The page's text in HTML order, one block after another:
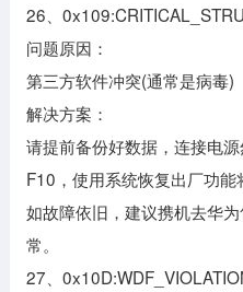
26、
问题原因：
第三方软件冲突(通常是病毒)
解决方案：
请提前备份好数据，连接电
F10，使用系统恢复出厂功能
如故障依旧，建议携机去华
常。
27、